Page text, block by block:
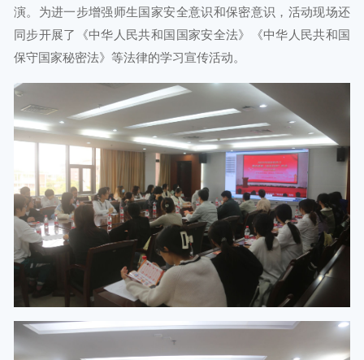
演。为进一步增强师生国家安全意识和保密意识，活动现场还
同步开展了《中华人民共和国国家安全法》《中华人民共和国
保守国家秘密法》等法律的学习宣传活动。